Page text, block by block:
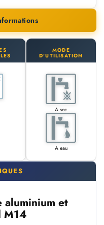
MODE
D'UTILISATION
A sec
A eau
aluminium et
M14